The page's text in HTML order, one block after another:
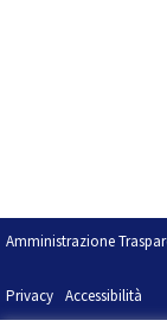
Amministrazione
Privacy Accessibilità